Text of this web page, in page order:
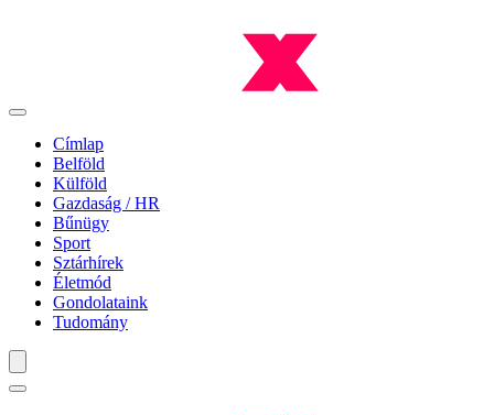
Címlap
Belföld
Külföld
Gazdaság / HR
Bűnügy
Sport
Sztárhírek
Életmód
Gondolataink
Tudomány